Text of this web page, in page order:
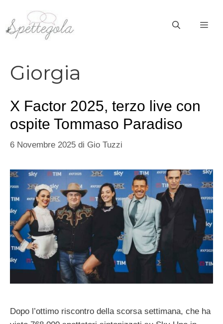
contenuto
Giorgia
X Factor 2025, terzo live con
ospite Tommaso Paradiso
6 Novembre 2025 di Gio Tuzzi
Dopo l’ottimo riscontro della scorsa settimana, che ha